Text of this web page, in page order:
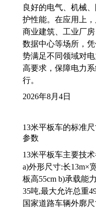
良好的电气、机械
护性能。在应用上
商业建筑、工业厂
数据中心等场所，
势满足不同领域对
高要求，保障电力
行。
2026年8月4日
13米平板车的标准
参数
13米平板车主要技
a)外形尺寸:长13m×
板高55cm b)承载能
35吨,最大允许总重
国家道路车辆外廓